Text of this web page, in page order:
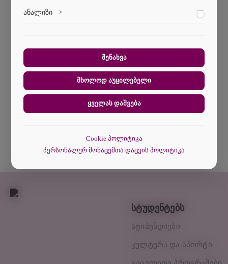
სტუდენტებს
სტიპენდიები
კულტურა და სპორტი
მარკეტინგული ქუქი-ფაილები გვეხმარება
პერსონალიზებული კონტენტისა და რეკლამების
ანალიზი >
შენახვა
მხოლოდ აუცილებელი
ყველას დაშვება
Cookie პოლიტიკა
პერსონალურ მონაცემთა დაცვის პოლიტიკა